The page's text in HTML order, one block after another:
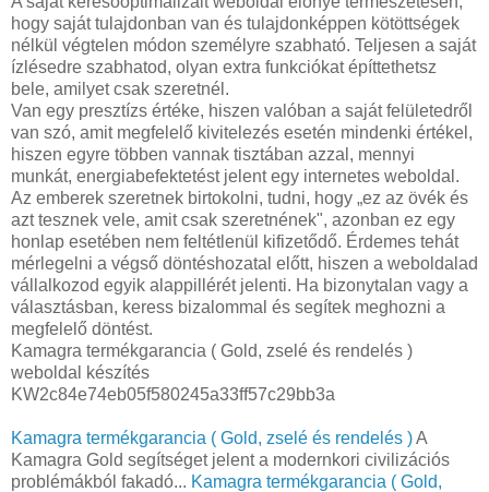
hogy saját tulajdonban van és tulajdonképpen kötöttségek
nélkül végtelen módon személyre szabható. Teljesen a saját
ízlésedre szabhatod, olyan extra funkciókat építtethetsz
bele, amilyet csak szeretnél.
Van egy presztízs értéke, hiszen valóban a saját felületedről
van szó, amit megfelelő kivitelezés esetén mindenki értékel,
hiszen egyre többen vannak tisztában azzal, mennyi
munkát, energiabefektetést jelent egy internetes weboldal.
Az emberek szeretnek birtokolni, tudni, hogy „ez az övék és
azt tesznek vele, amit csak szeretnének", azonban ez egy
honlap esetében nem feltétlenül kifizetődő. Érdemes tehát
mérlegelni a végső döntéshozatal előtt, hiszen a weboldalad
vállalkozod egyik alappillérét jelenti. Ha bizonytalan vagy a
választásban, keress bizalommal és segítek meghozni a
megfelelő döntést.
Kamagra termékgarancia ( Gold, zselé és rendelés )
weboldal készítés
KW2c84e74eb05f580245a33ff57c29bb3a
Kamagra termékgarancia ( Gold, zselé és rendelés )A
Kamagra Gold segítséget jelent a modernkori civilizációs
problémákból fakadó... Kamagra termékgarancia ( Gold,